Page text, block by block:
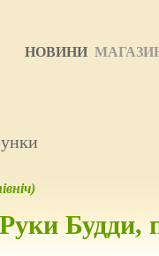
НОВИНИ
Будди,